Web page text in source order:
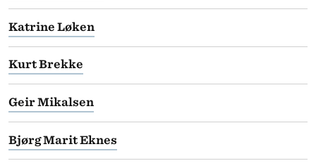
Katrine Løken
Kurt Brekke
Geir Mikalsen
Bjørg Marit Eknes